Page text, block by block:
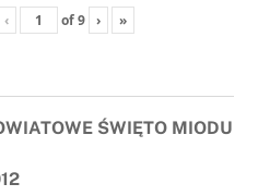
‹ of9 › »
ŚWIĘTO MIODU